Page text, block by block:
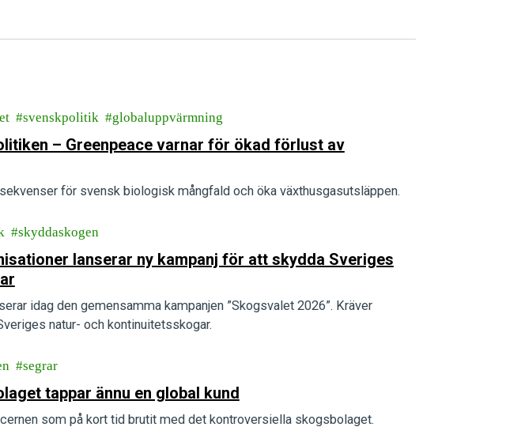
svenskpolitik globaluppvärmning
– Greenpeace varnar för ökad förlust av
för svensk biologisk mångfald och öka växthusgasutsläppen.
skyddaskogen
lanserar ny kampanj för att skydda Sveriges
idag den gemensamma kampanjen ”Skogsvalet 2026”. Kräver
natur- och kontinuitetsskogar.
segrar
tappar ännu en global kund
som på kort tid brutit med det kontroversiella skogsbolaget.